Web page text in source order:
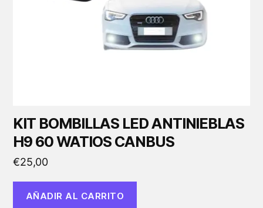
KIT BOMBILLAS LED ANTINIEBLAS
H9 60 WATIOS CANBUS
€25,00
AÑADIR AL CARRITO